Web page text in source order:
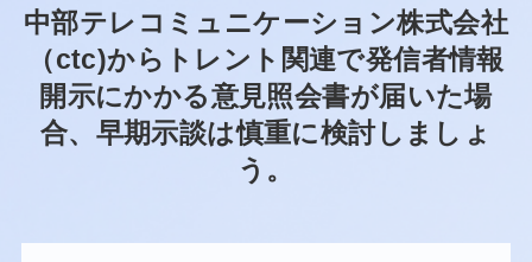
中部テレコミュニケーション株式会社
（ctc)からトレント関連で発信者情報
開示にかかる意見照会書が届いた場
合、早期示談は慎重に検討しましょ
う。